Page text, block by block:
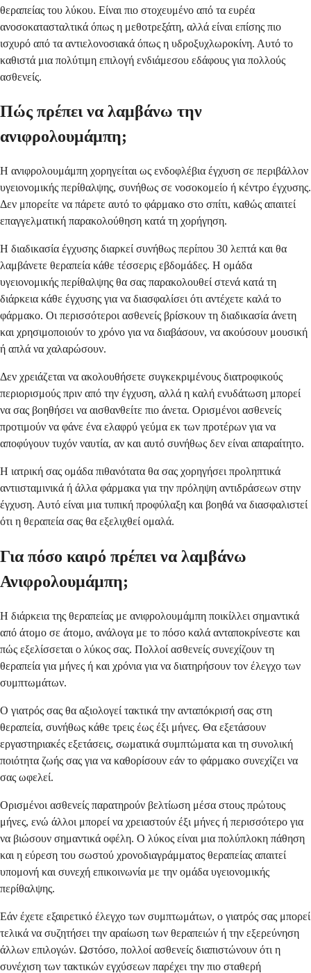
θεραπείας του λύκου. Είναι πιο στοχευμένο από τα ευρέα
ανοσοκατασταλτικά όπως η μεθοτρεξάτη, αλλά είναι επίσης πιο
ισχυρό από τα αντιελονοσιακά όπως η υδροξυχλωροκίνη. Αυτό το
καθιστά μια πολύτιμη επιλογή ενδιάμεσου εδάφους για πολλούς
ασθενείς.
Πώς πρέπει να λαμβάνω την
ανιφρολουμάμπη;
Η ανιφρολουμάμπη χορηγείται ως ενδοφλέβια έγχυση σε περιβάλλον
υγειονομικής περίθαλψης, συνήθως σε νοσοκομείο ή κέντρο έγχυσης.
Δεν μπορείτε να πάρετε αυτό το φάρμακο στο σπίτι, καθώς απαιτεί
επαγγελματική παρακολούθηση κατά τη χορήγηση.
Η διαδικασία έγχυσης διαρκεί συνήθως περίπου 30 λεπτά και θα
λαμβάνετε θεραπεία κάθε τέσσερις εβδομάδες. Η ομάδα
υγειονομικής περίθαλψης θα σας παρακολουθεί στενά κατά τη
διάρκεια κάθε έγχυσης για να διασφαλίσει ότι αντέχετε καλά το
φάρμακο. Οι περισσότεροι ασθενείς βρίσκουν τη διαδικασία άνετη
και χρησιμοποιούν το χρόνο για να διαβάσουν, να ακούσουν μουσική
ή απλά να χαλαρώσουν.
Δεν χρειάζεται να ακολουθήσετε συγκεκριμένους διατροφικούς
περιορισμούς πριν από την έγχυση, αλλά η καλή ενυδάτωση μπορεί
να σας βοηθήσει να αισθανθείτε πιο άνετα. Ορισμένοι ασθενείς
προτιμούν να φάνε ένα ελαφρύ γεύμα εκ των προτέρων για να
αποφύγουν τυχόν ναυτία, αν και αυτό συνήθως δεν είναι απαραίτητο.
Η ιατρική σας ομάδα πιθανότατα θα σας χορηγήσει προληπτικά
αντιισταμινικά ή άλλα φάρμακα για την πρόληψη αντιδράσεων στην
έγχυση. Αυτό είναι μια τυπική προφύλαξη και βοηθά να διασφαλιστεί
ότι η θεραπεία σας θα εξελιχθεί ομαλά.
Για πόσο καιρό πρέπει να λαμβάνω
Ανιφρολουμάμπη;
Η διάρκεια της θεραπείας με ανιφρολουμάμπη ποικίλλει σημαντικά
από άτομο σε άτομο, ανάλογα με το πόσο καλά ανταποκρίνεστε και
πώς εξελίσσεται ο λύκος σας. Πολλοί ασθενείς συνεχίζουν τη
θεραπεία για μήνες ή και χρόνια για να διατηρήσουν τον έλεγχο των
συμπτωμάτων.
Ο γιατρός σας θα αξιολογεί τακτικά την ανταπόκρισή σας στη
θεραπεία, συνήθως κάθε τρεις έως έξι μήνες. Θα εξετάσουν
εργαστηριακές εξετάσεις, σωματικά συμπτώματα και τη συνολική
ποιότητα ζωής σας για να καθορίσουν εάν το φάρμακο συνεχίζει να
σας ωφελεί.
Ορισμένοι ασθενείς παρατηρούν βελτίωση μέσα στους πρώτους
μήνες, ενώ άλλοι μπορεί να χρειαστούν έξι μήνες ή περισσότερο για
να βιώσουν σημαντικά οφέλη. Ο λύκος είναι μια πολύπλοκη πάθηση
και η εύρεση του σωστού χρονοδιαγράμματος θεραπείας απαιτεί
υπομονή και συνεχή επικοινωνία με την ομάδα υγειονομικής
περίθαλψης.
Εάν έχετε εξαιρετικό έλεγχο των συμπτωμάτων, ο γιατρός σας μπορεί
τελικά να συζητήσει την αραίωση των θεραπειών ή την εξερεύνηση
άλλων επιλογών. Ωστόσο, πολλοί ασθενείς διαπιστώνουν ότι η
συνέχιση των τακτικών εγχύσεων παρέχει την πιο σταθερή